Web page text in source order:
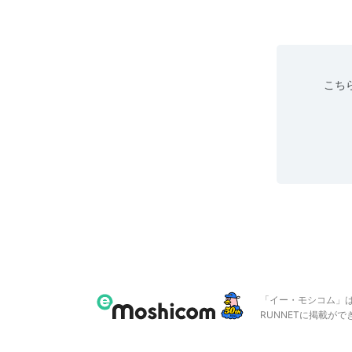
こち
「イー・モシコム
RUNNETに掲載がで